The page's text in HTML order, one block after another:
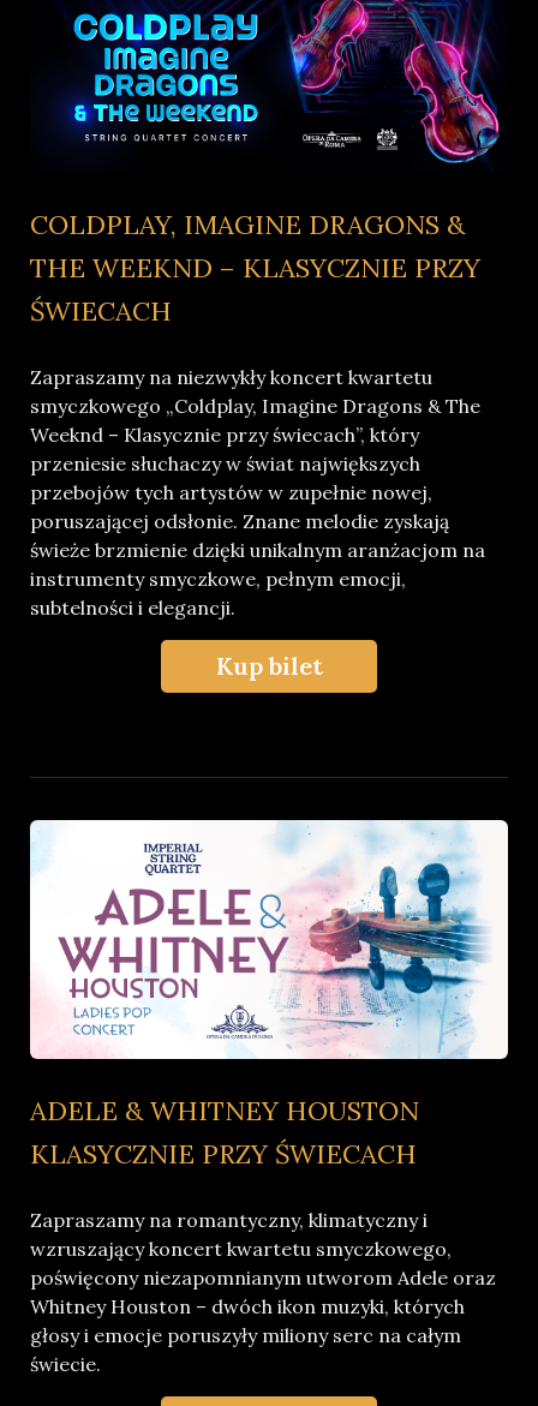
COLDPLAY, IMAGINE DRAGONS &
THE WEEKND – KLASYCZNIE PRZY
ŚWIECACH
Zapraszamy na niezwykły koncert kwartetu
smyczkowego „Coldplay, Imagine Dragons & The
Weeknd – Klasycznie przy świecach”, który
przeniesie słuchaczy w świat największych
przebojów tych artystów w zupełnie nowej,
poruszającej odsłonie. Znane melodie zyskają
świeże brzmienie dzięki unikalnym aranżacjom na
instrumenty smyczkowe, pełnym emocji,
subtelności i elegancji.
Kup bilet
ADELE & WHITNEY HOUSTON
KLASYCZNIE PRZY ŚWIECACH
Zapraszamy na romantyczny, klimatyczny i
wzruszający koncert kwartetu smyczkowego,
poświęcony niezapomnianym utworom Adele oraz
Whitney Houston – dwóch ikon muzyki, których
głosy i emocje poruszyły miliony serc na całym
świecie.